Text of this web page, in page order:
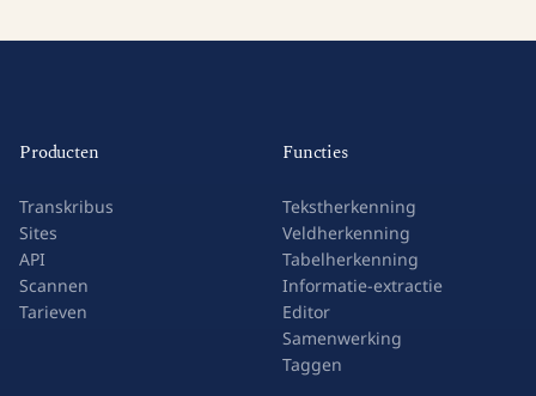
Producten
Transkribus
Sites
API
Functies
Tekstherkenning
Veldherkenning
Tabelherkenning
Informatie-extractie
Editor
Samenwerking